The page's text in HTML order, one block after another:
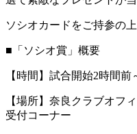
ソシオカードをご持参の
■「ソシオ賞」概要
【時間】試合開始2時間
【場所】奈良クラブオフ
受付コーナー